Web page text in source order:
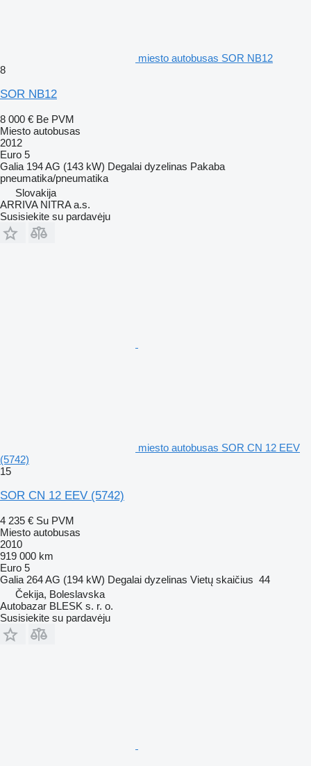
miesto autobusas SOR NB12
8
SOR NB12
8 000 € Be PVM
Miesto autobusas
2012
Euro 5
Galia 194 AG (143 kW) Degalai dyzelinas Pakaba
pneumatika/pneumatika
Slovakija
ARRIVA NITRA a.s.
Susisiekite su pardavėju
miesto autobusas SOR CN 12 EEV
(5742)
15
SOR CN 12 EEV (5742)
4 235 € Su PVM
Miesto autobusas
2010
919 000 km
Euro 5
Galia 264 AG (194 kW) Degalai dyzelinas Vietų skaičius 44
Čekija, Boleslavska
Autobazar BLESK s. r. o.
Susisiekite su pardavėju